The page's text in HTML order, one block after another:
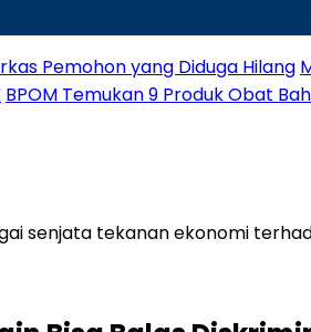
Pemohon yang Diduga Hilang
BPOM Temukan 9 Produk Obat